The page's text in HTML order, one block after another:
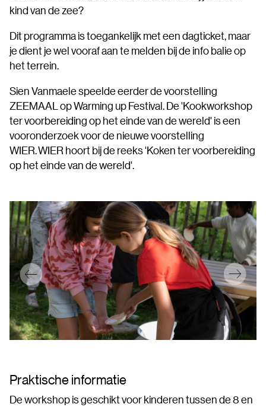
kind van de zee?
Dit programma is toegankelijk met een dagticket, maar
je dient je wel vooraf aan te melden bij de info balie op
het terrein.
Sien Vanmaele speelde eerder de voorstelling
ZEEMAAL op Warming up Festival. De 'Kookworkshop
ter voorbereiding op het einde van de wereld' is een
vooronderzoek voor de nieuwe voorstelling
WIER. WIER hoort bij de reeks 'Koken ter voorbereiding
op het einde van de wereld'.
Praktische informatie
De workshop is geschikt voor kinderen tussen de 8 en